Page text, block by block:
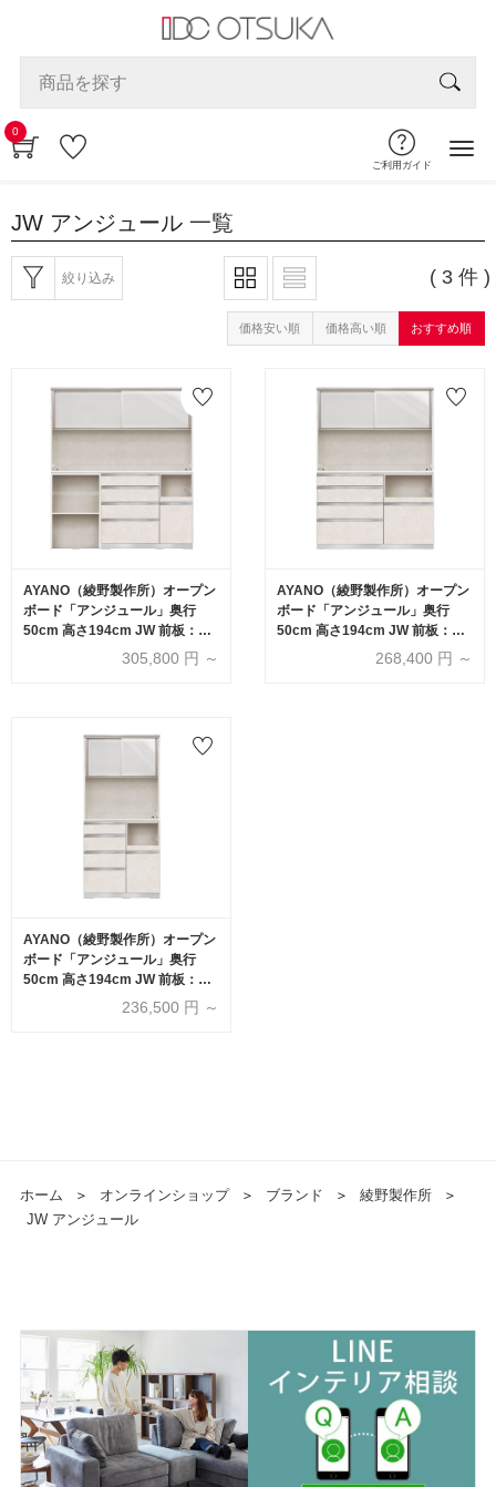
0
ご利用ガイド
JW アンジュール 一覧
絞り込み ( 3 件 )
価格安い順 価格高い順 おすすめ順
AYANO（綾野製作所）オープン
ボード「アンジュール」奥行
50cm 高さ194cm JW 前板：ス
タッコホワイト 幅全2サイズ 家
電収納の位置（左・右）
305,800 円 ～
AYANO（綾野製作所）オープン
ボード「アンジュール」奥行
50cm 高さ194cm JW 前板：ス
タッコホワイト 幅全3サイズ 家
電収納の位置（左・右）
268,400 円 ～
AYANO（綾野製作所）オープン
ボード「アンジュール」奥行
50cm 高さ194cm JW 前板：ス
タッコホワイト 幅全5サイズ 家
電収納の位置（左・右）
236,500 円 ～
ホーム ＞ オンラインショップ ＞ ブランド ＞ 綾野製作所
＞
JW アンジュール